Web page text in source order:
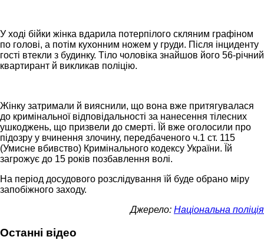
У ході бійки жінка вдарила потерпілого скляним графіном
по голові, а потім кухонним ножем у груди. Після інциденту
гості втекли з будинку. Тіло чоловіка знайшов його 56-річний
квартирант й викликав поліцію.
Жінку затримали й вияснили, що вона вже притягувалася
до кримінальної відповідальності за нанесення тілесних
ушкоджень, що призвели до смерті. Їй вже оголосили про
підозру у вчинення злочину, передбаченого ч.1 ст. 115
(Умисне вбивство) Кримінального кодексу України. Їй
загрожує до 15 років позбавлення волі.
На період досудового розслідування їй буде обрано міру
запобіжного заходу.
Джерело: Національна поліція
Останні відео